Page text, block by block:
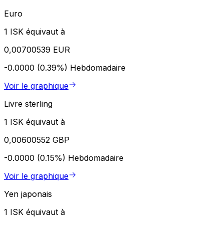
Euro
1 ISK équivaut à
0,00700539 EUR
-0.0000 (0.39%) Hebdomadaire
Voir le graphique
Livre sterling
1 ISK équivaut à
0,00600552 GBP
-0.0000 (0.15%) Hebdomadaire
Voir le graphique
Yen japonais
1 ISK équivaut à